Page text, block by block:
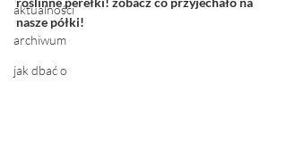
aktualności
archiwum
jak dbać o
nasze półki!